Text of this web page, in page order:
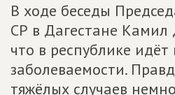
В ходе беседы
СР в Дагестане
что в республике
заболеваемости.
тяжёлых случаев